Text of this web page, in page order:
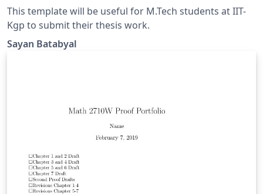
This template will be useful for M.Tech students at IIT-
Kgp to submit their thesis work.
Sayan Batabyal